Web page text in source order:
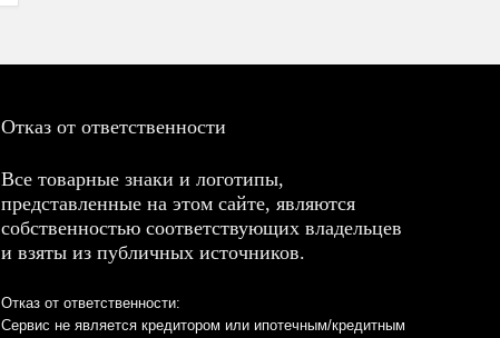
Отказ от ответственности
Все товарные знаки и логотипы,
представленные на этом сайте, являются
собственностью соответствующих владельцев
и взяты из публичных источников.
Отказ от ответственности:
Сервис не является кредитором или ипотечным/кредитным